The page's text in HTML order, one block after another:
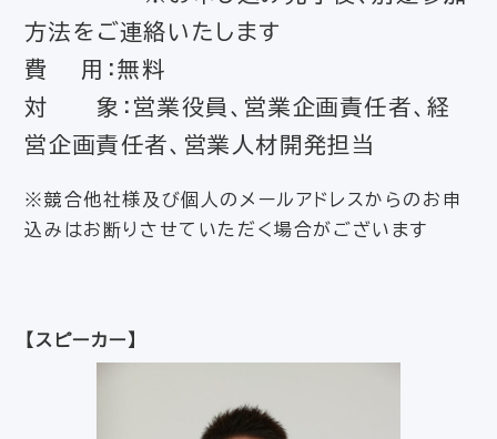
方法をご連絡いたします
費 用：無料
対 象：営業役員、営業企画責任者、経
営企画責任者、営業人材開発担当
※競合他社様及び個人のメールアドレスからのお申
込みはお断りさせていただく場合がございます
【スピーカー】